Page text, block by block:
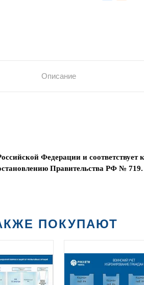
Описание
Федерации и соответствует
Правительства РФ №
ПОКУПАЮТ